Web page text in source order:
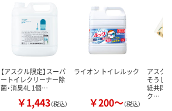
【アスクル限定】スーパ
ートイレクリーナー除
菌・消臭4L 1個…
￥1,443（税込）
ライオン トイレルック
￥200～（税込）
アスク
そうじ
紙共同
ク…